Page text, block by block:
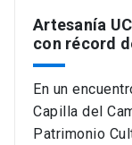
Artesanía
con récord
En un
Capilla del
Patrimonio